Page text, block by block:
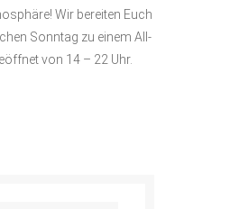
Wir bereiten Euch
Sonntag zu einem All-
von 14 – 22 Uhr.